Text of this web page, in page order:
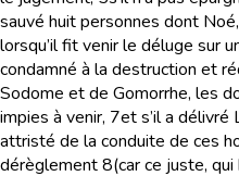
sauvé huit personnes dont
lorsqu’il fit venir le déluge sur
condamné à la destruction et
Sodome et de Gomorrhe, les
impies à venir, 7et s’il a
attristé de la conduite de ces
dérèglement8(car ce juste, qui